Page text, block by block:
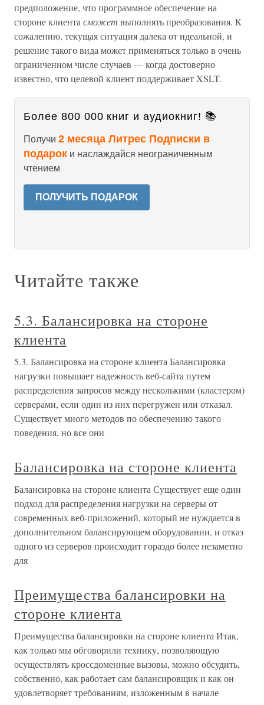
предположение, что программное обеспечение на
стороне клиента сможет выполнять преобразования. К
сожалению, текущая ситуация далека от идеальной, и
решение такого вида может применяться только в очень
ограниченном числе случаев — когда достоверно
известно, что целевой клиент поддерживает XSLT.
Более 800 000 книг и аудиокниг! 📚
Получи 2 месяца Литрес Подписки в
подарок и наслаждайся неограниченным
чтением
ПОЛУЧИТЬ ПОДАРОК
Читайте также
5.3. Балансировка на стороне
клиента
5.3. Балансировка на стороне клиента Балансировка
нагрузки повышает надежность веб-сайта путем
распределения запросов между несколькими (кластером)
серверами, если один из них перегружен или отказал.
Существует много методов по обеспечению такого
поведения, но все они
Балансировка на стороне клиента
Балансировка на стороне клиента Существует еще один
подход для распределения нагрузки на серверы от
современных веб-приложений, который не нуждается в
дополнительном балансирующем оборудовании, и отказ
одного из серверов происходит гораздо более незаметно
для
Преимущества балансировки на
стороне клиента
Преимущества балансировки на стороне клиента Итак,
как только мы обговорили технику, позволяющую
осуществлять кроссдоменные вызовы, можно обсудить,
собственно, как работает сам балансировщик и как он
удовлетворяет требованиям, изложенным в начале